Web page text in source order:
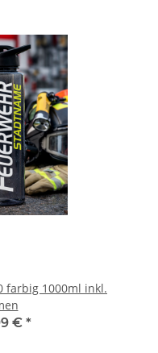
1000ml inkl.
€ *